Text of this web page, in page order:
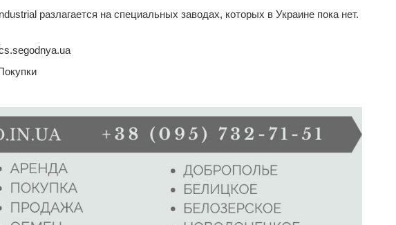
разлагается на специальных заводах, которых в Украине пока нет.